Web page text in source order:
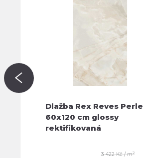
Dlažba Rex Reves Perle
60x120 cm glossy
rektifikovaná
3 422 Kč / m2